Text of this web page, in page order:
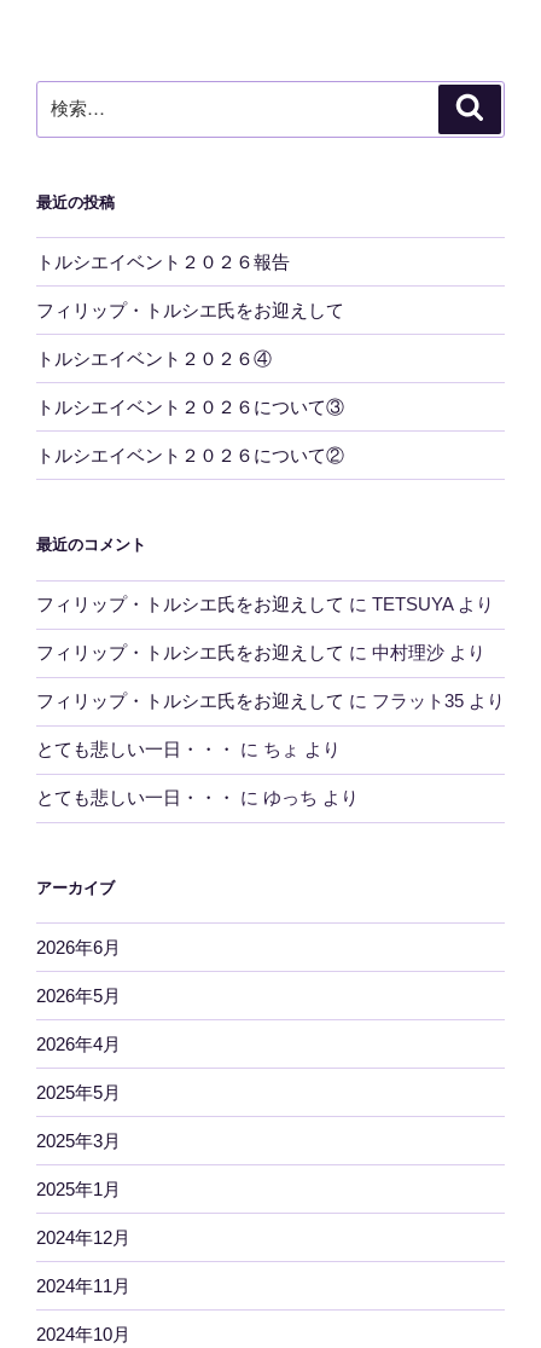
ン
索:
最近の投稿
トルシエイベント２０２６報告
フィリップ・トルシエ氏をお迎えして
トルシエイベント２０２６④
トルシエイベント２０２６について③
トルシエイベント２０２６について②
最近のコメント
フィリップ・トルシエ氏をお迎えして に TETSUYAより
フィリップ・トルシエ氏をお迎えして に 中村理沙 より
フィリップ・トルシエ氏をお迎えして に フラット35 より
とても悲しい一日・・・ に ちょ より
とても悲しい一日・・・ に ゆっち より
アーカイブ
2026年6月
2026年5月
2026年4月
2025年5月
2025年3月
2025年1月
2024年12月
2024年11月
2024年10月